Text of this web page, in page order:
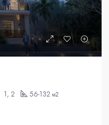
1, 2 56-132 м2